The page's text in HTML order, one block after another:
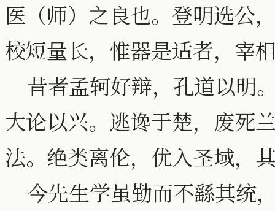
医（师）之良也。登明选公
校短量长，惟器是适者，宰
昔者孟轲好辩，孔道以明
大论以兴。逃谗于楚，废死
法。绝类离伦，优入圣域，
今先生学虽勤而不繇其统